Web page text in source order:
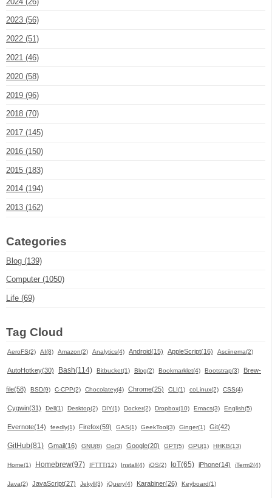
2023 (56)
2022 (51)
2021 (46)
2020 (58)
2019 (96)
2018 (70)
2017 (145)
2016 (150)
2015 (183)
2014 (194)
2013 (162)
Categories
Blog (139)
Computer (1050)
Life (69)
Tag Cloud
AeroFS(2) AI(8) Amazon(2) Analytics(4) Android(15) AppleScript(16) Asciinema(2)
AutoHotkey(30) Bash(114) Bitbucket(1) Blog(2) Bookmarklet(4) Bootstrap(3) Brew-
file(58) BSD(9) C-CPP(2) Chocolatey(4) Chrome(25) CLI(1) coLinux(2) CSS(4)
Cygwin(31) Dell(1) Desktop(2) DIY(1) Docker(2) Dropbox(10) Emacs(3) English(5)
Evernote(14) feedly(1) Firefox(59) GAS(1) GeekTool(3) Ginger(1) Git(42)
GitHub(81) Gmail(16) GNU(8) Go(3) Google(20) GPT(5) GPU(1) HHKB(13)
Home(1) Homebrew(97) IFTTT(12) Install(4) iOS(2) IoT(65) iPhone(14) iTerm2(4)
Java(2) JavaScript(27) Jekyll(3) jQuery(4) Karabiner(26) Keyboard(1)